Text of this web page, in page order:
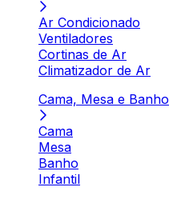
Ar Condicionado
Ventiladores
Cortinas de Ar
Climatizador de Ar
Cama, Mesa e Banho
Cama
Mesa
Banho
Infantil